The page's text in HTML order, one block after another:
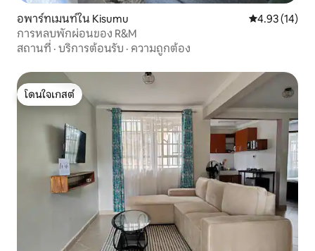
อพาร์ทเมนท์ใน Kisumu คะแนนเฉลี่ย
4.93 (14)
การหลบพักผ่อนของ R&M
สถานที่ · บริการต้อนรับ · ความถูกต้อง
โดนใจเกสต์
โดนใจเกสต์